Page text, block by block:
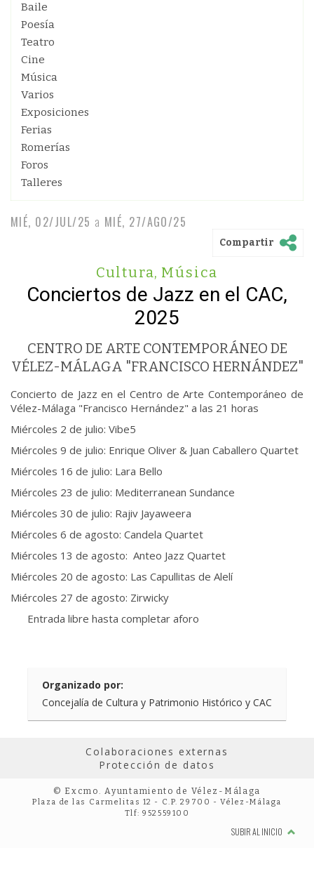
Baile
Poesía
Teatro
Cine
Música
Varios
Exposiciones
Ferias
Romerías
Foros
Talleres
MIÉ, 02/JUL/25 a MIÉ, 27/AGO/25
Compartir
Cultura, Música
Conciertos de Jazz en el CAC,
2025
CENTRO DE ARTE CONTEMPORÁNEO DE
VÉLEZ-MÁLAGA "FRANCISCO HERNÁNDEZ"
Concierto de Jazz en el Centro de Arte Contemporáneo de
Vélez-Málaga "Francisco Hernández" a las 21 horas
Miércoles 2 de julio: Vibe5
Miércoles 9 de julio: Enrique Oliver & Juan Caballero Quartet
Miércoles 16 de julio: Lara Bello
Miércoles 23 de julio: Mediterranean Sundance
Miércoles 30 de julio: Rajiv Jayaweera
Miércoles 6 de agosto: Candela Quartet
Miércoles 13 de agosto: Anteo Jazz Quartet
Miércoles 20 de agosto: Las Capullitas de Alelí
Miércoles 27 de agosto: Zirwicky
Entrada libre hasta completar aforo
Organizado por:
Concejalía de Cultura y Patrimonio Histórico y CAC
Colaboraciones externas
Protección de datos
© Excmo. Ayuntamiento de Vélez-Málaga
Plaza de las Carmelitas 12 - C.P. 29700 - Vélez-Málaga
Tlf: 952559100
SUBIR AL INICIO